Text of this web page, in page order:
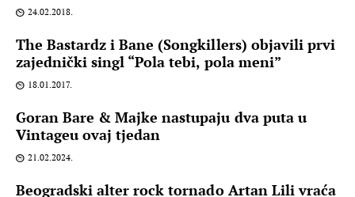
24.02.2018.
The Bastardz i Bane (Songkillers) objavili prvi
zajednički singl “Pola tebi, pola meni”
18.01.2017.
Goran Bare & Majke nastupaju dva puta u
Vintageu ovaj tjedan
21.02.2024.
Beogradski alter rock tornado Artan Lili vraća